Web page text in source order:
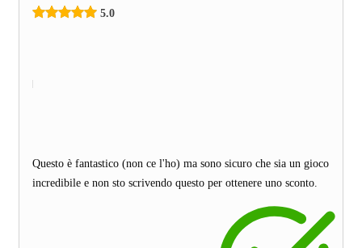
5.0
Questo è fantastico (non ce l'ho) ma sono sicuro che sia un gioco
incredibile e non sto scrivendo questo per ottenere uno sconto.